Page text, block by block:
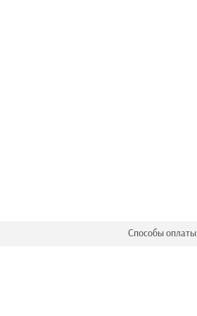
Способы оплаты